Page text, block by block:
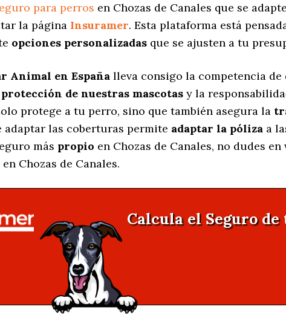
para perros en Chozas de Canales que se
la página Insuramer. Esta plataforma está
opciones personalizadas que se ajusten a tu
Animal en España lleva consigo la competencia
de nuestras mascotas y la
protege a tu perro, sino que también asegura la
adaptar las coberturas permite adaptar la póliza a
más propio en Chozas de Canales, no dudes
Chozas de Canales.
Calcula el Seguro